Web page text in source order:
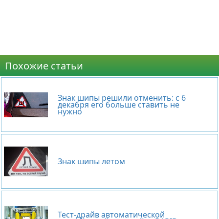
Похожие статьи
Знак шипы решили отменить: с 6
декабря его больше ставить не
нужно
Знак шипы летом
Тест-драйв автоматической